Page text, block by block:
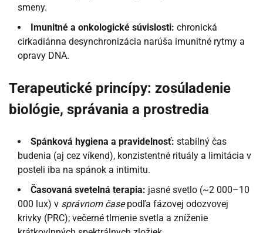
smeny.
Imunitné a onkologické súvislosti: chronická
cirkadiánna desynchronizácia narúša imunitné rytmy a
opravy DNA.
Terapeutické princípy: zosúladenie
biológie, správania a prostredia
Spánková hygiena a pravidelnosť: stabilný čas
budenia (aj cez víkend), konzistentné rituály a limitácia v
posteli iba na spánok a intimitu.
Časovaná svetelná terapia: jasné svetlo (~2 000–10
000 lux) v správnom časepodľa fázovej odozvovej
krivky (PRC); večerné tlmenie svetla a zníženie